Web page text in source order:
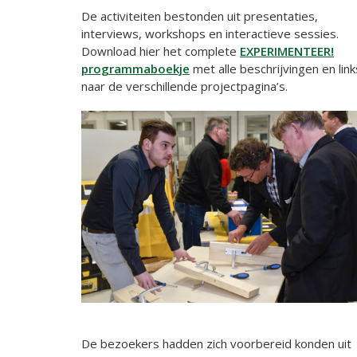
De activiteiten bestonden uit presentaties,
interviews, workshops en interactieve sessies.
Download hier het complete EXPERIMENTEER!
programmaboekje met alle beschrijvingen en
naar de verschillende projectpagina’s.
De bezoekers hadden zich voorbereid konden uit